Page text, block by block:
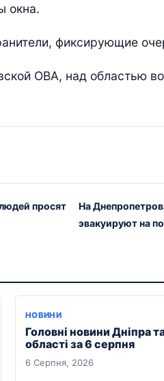
окна.
фиксирующие
ОВА, над областью
просят
На
эвакуируют на
НОВИНИ
Головні новини Дніпра
області за 6 серпня
6 Серпня, 2026